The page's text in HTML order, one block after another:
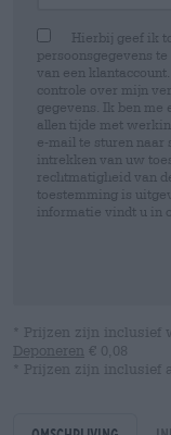
Hierbij geef ik
persoonsgegevens
van een
controle over mijn
gegevens. Ik ben me
allen tijde met
e-mail te sturen naar
intrekken van uw
rechtmatigheid van
toestemming is
informatie vindt u in
* Prijzen zijn inclusief
Deponeren € 0,08
* Prijzen zijn inclusief